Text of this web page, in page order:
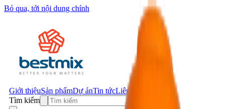
Bỏ qua, tới nội dung chính
Giới thiệuSản phẩmDự ánTin tứcLiên hệ
Tìm kiếm